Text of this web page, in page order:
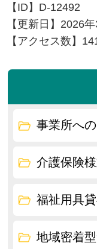
【ID】 D-12492
【更新日】 2026
【アクセス数】
事業所へ
介護保険
福祉用具
地域密着